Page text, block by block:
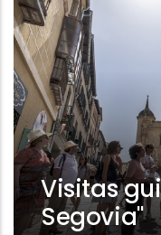
Visitas
Segovia"